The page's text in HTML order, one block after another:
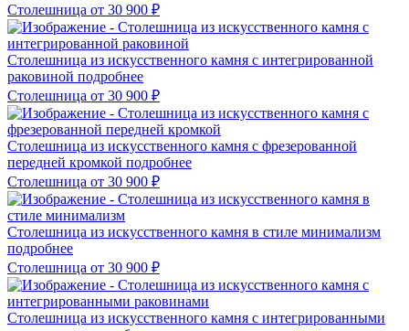
Столешница от 30 900 ₽
Столешница из искусственного камня с интегрированной
раковиной подробнее
Столешница от 30 900 ₽
Столешница из искусственного камня с фрезерованной
передней кромкой подробнее
Столешница от 30 900 ₽
Столешница из искусственного камня в стиле минимализм
подробнее
Столешница от 30 900 ₽
Столешница из искусственного камня с интегрированными